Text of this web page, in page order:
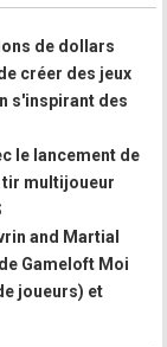
de dollars
créer des jeux
s'inspirant des
le lancement de
tir multijoueur
and Martial
Gameloft Moi
joueurs) et